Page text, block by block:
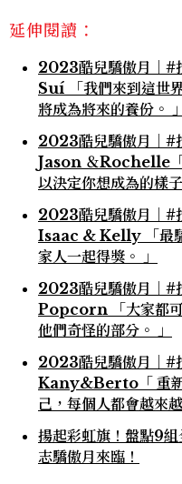
延伸閱讀：
2023酷兒驕傲月｜
Suí 「我們來到這世
將成為將來的養份。 」
2023酷兒驕傲月｜#
Jason ＆Rochelle「
以決定你想成為的樣子
2023酷兒驕傲月｜#
Isaac & Kelly 「最
家人一起得獎。 」
2023酷兒驕傲月｜#
Popcorn 「大家都可
他們奇怪的部分。 」
2023酷兒驕傲月｜#
Kany&Berto「 重新
己，每個人都會越來越
揚起彩虹旗！盤點9
志驕傲月來臨！